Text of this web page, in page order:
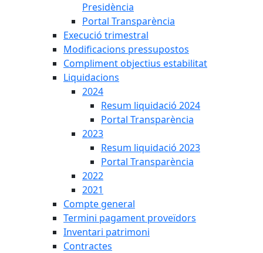
Presidència
Portal Transparència
Execució trimestral
Modificacions pressupostos
Compliment objectius estabilitat
Liquidacions
2024
Resum liquidació 2024
Portal Transparència
2023
Resum liquidació 2023
Portal Transparència
2022
2021
Compte general
Termini pagament proveïdors
Inventari patrimoni
Contractes